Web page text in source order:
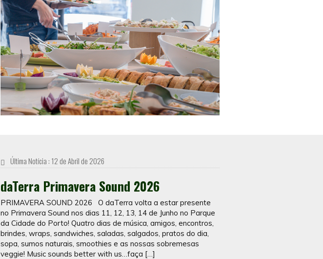
Última Notícia : 12 de Abril de 2026
daTerra Primavera Sound 2026
PRIMAVERA SOUND 2026 O daTerra volta a estar presente
no Primavera Sound nos dias 11, 12, 13, 14 de Junho no Parque
da Cidade do Porto! Quatro dias de música, amigos, encontros,
brindes, wraps, sandwiches, saladas, salgados, pratos do dia,
sopa, sumos naturais, smoothies e as nossas sobremesas
veggie! Music sounds better with us…faça […]